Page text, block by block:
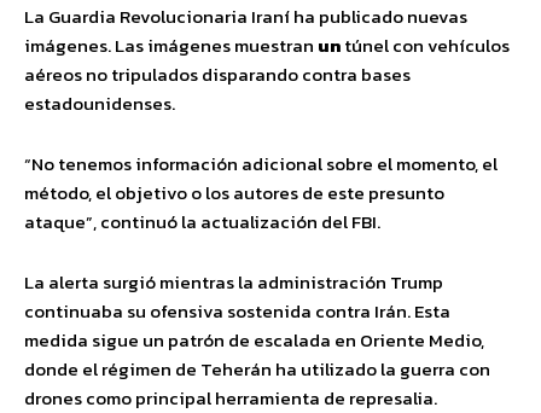
La Guardia Revolucionaria Iraní ha publicado nuevas
imágenes. Las imágenes muestran untúnel con vehículos
aéreos no tripulados disparando contra bases
estadounidenses.
“No tenemos información adicional sobre el momento, el
método, el objetivo o los autores de este presunto
ataque”, continuó la actualización del FBI.
La alerta surgió mientras la administración Trump
continuaba su ofensiva sostenida contra Irán. Esta
medida sigue un patrón de escalada en Oriente Medio,
donde el régimen de Teherán ha utilizado la guerra con
drones como principal herramienta de represalia.